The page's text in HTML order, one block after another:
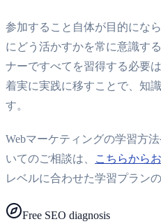
参加すること自体が目的にな
にどう活かすかを常に意識す
ナーですべてを習得する必要
着実に実践に移すことで、知
す。
Webマーケティングの学習方
いてのご相談は、
こちらから
レベルに合わせた学習プラン
Free SEO diagnosis